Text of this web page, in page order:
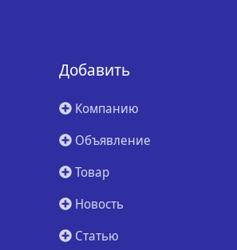
Добавить
Компанию
Объявление
Товар
Новость
Статью